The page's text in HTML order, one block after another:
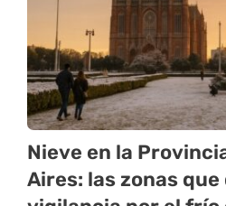
Nieve en la
Aires: las zonas